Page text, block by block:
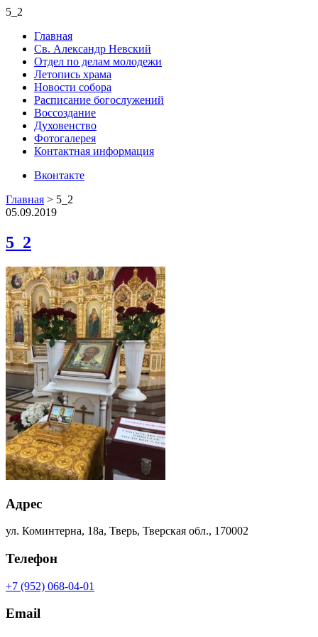
5_2
Главная
Св. Александр Невский
Отдел по делам молодежи
Летопись храма
Новости собора
Расписание богослужений
Воссоздание
Духовенство
Фотогалерея
Контактная информация
Вконтакте
Главная > 5_2
05.09.2019
5_2
Адрес
ул. Коминтерна, 18а, Тверь, Тверская обл., 170002
Телефон
+7 (952) 068-04-01
Email